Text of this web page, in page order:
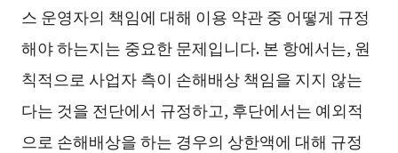
스 운영자의 책임에 대해 이용 약관 중 어떻게 규정
해야 하는지는 중요한 문제입니다. 본 항에서는, 원
칙적으로 사업자 측이 손해배상 책임을 지지 않는
다는 것을 전단에서 규정하고, 후단에서는 예외적
으로 손해배상을 하는 경우의 상한액에 대해 규정